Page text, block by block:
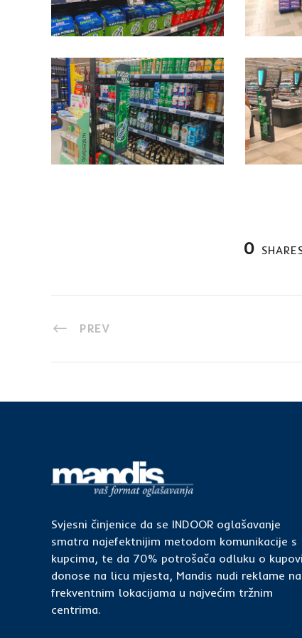
0
PREV
Svjesni činjenice da se INDOOR oglašavanje
smatra najefektnijim metodom komunikacije s
kupcima, te da 70% potrošača odluku o
donose na licu mjesta, Mandis nudi reklame na
frekventnim lokacijama u najvećim tržnim
centrima.